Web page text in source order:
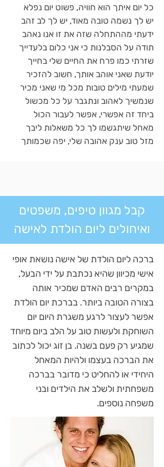
כל יום איתך הוא חוויה, פשוט יום נפלא
יש לך נשמה טובה מאוד, יש לך לב זהב
ידעתי מההתחלה שזה את זו אנו נאהב
תודה על הסבלנות כי אני כלום בלעדייך
שזרתי כמו פרח את החיים שלי בחייך
יודעת שאני אוהב אותך, חשוב להזכיר
שמעתי מילים טובות מכל מי שאני מכיר
שנמשיך לאהוב ונתגבר על כל מכשול
ביחד זה אפשרי, אפשר לעבור הכול
מאחל שיתגשמו לך כל משאלות ליבך
מזל טוב ענק אהובה שלי, יפה שכמותך
קבל מגוון טיפים, משפטים
ואיחולים ליום הולדת לאישה
ברכה ליום הולדת של אישה נושאת אופי
אישי מכיוון שהיא נכתבת על ידי הבעל,
במקרים רבים האדם שמכיר אותה
בצורה הטובה ביותר. בברכת יום הולדת
אפשר לעצור לרגע משגרת היום יום
השוחקת ולעשות טוב על הלב ביום מיוחד
שמגיע רק פעם בשנה. בן זוג יכול לכתוב
את הברכה בעצמו ולהיות המאחל
היחידי או להחליט כי מדובר בברכה
משפחתית ולשלב את הילדים ובני
משפחה נוספים.